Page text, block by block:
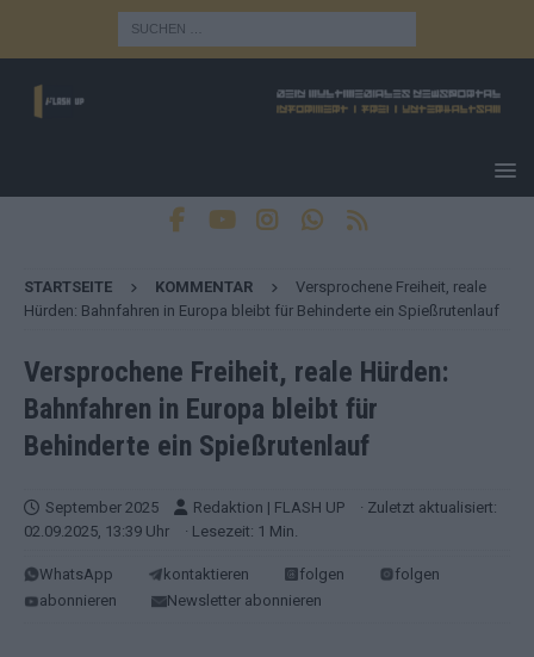
STARTSEITE KOMMENTAR
Versprochene Freiheit, reale
Hürden: Bahnfahren in Europa bleibt für Behinderte ein Spießrutenlauf
Versprochene Freiheit, reale Hürden:
Bahnfahren in Europa bleibt für
Behinderte ein Spießrutenlauf
September 2025 Redaktion | FLASH UP
· Zuletzt aktualisiert:
02.09.2025, 13:39 Uhr
· Lesezeit: 1 Min.
WhatsApp kontaktieren folgen
folgen
abonnieren
Newsletter abonnieren